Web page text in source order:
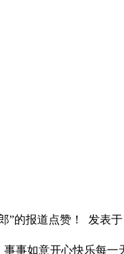
”的报道点赞！ 发表于
事事如意开心快乐每